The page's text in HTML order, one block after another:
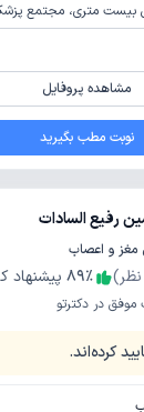
متری، مجتمع پزشکی
مشاهده پروفایل
نوبت مطب بگیرید
رفیع السادات
و اعصاب
نظر) 89٪
پیشنهاد
موفق در دکترتو
کرده‌اند.